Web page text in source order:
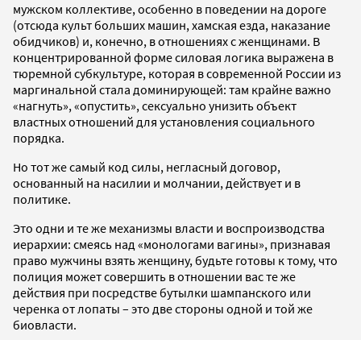
мужском коллективе, особенно в поведении на дороге
(отсюда культ больших машин, хамская езда, наказание
обидчиков) и, конечно, в отношениях с женщинами. В
концентрированной форме силовая логика выражена в
тюремной субкультуре, которая в современной России из
маргинальной стала доминирующей: там крайне важно
«нагнуть», «опустить», сексуально унизить объект
властных отношений для установления социального
порядка.
Но тот же самый код силы, негласный договор,
основанный на насилии и молчании, действует и в
политике.
Это одни и те же механизмы власти и воспроизводства
иерархии: смеясь над «монологами вагины», признавая
право мужчины взять женщину, будьте готовы к тому, что
полиция может совершить в отношении вас те же
действия при посредстве бутылки шампанского или
черенка от лопаты – это две стороны одной и той же
биовласти.